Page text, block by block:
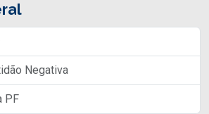
Negativa
PF